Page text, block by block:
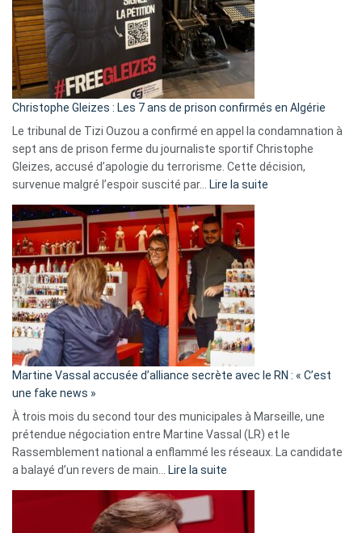
Slovénie
rejettent
la
présence
d’Israël
Christophe Gleizes : Les 7 ans de prison confirmés en Algérie
Le tribunal de Tizi Ouzou a confirmé en appel la condamnation à
sept ans de prison ferme du journaliste sportif Christophe
Gleizes, accusé d’apologie du terrorisme. Cette décision,
survenue malgré l’espoir suscité par… Lire la suite
Algérie
Martine Vassal accusée d’alliance secrète avec le RN : « C’est
une fake news »
À trois mois du second tour des municipales à Marseille, une
prétendue négociation entre Martine Vassal (LR) et le
Rassemblement national a enflammé les réseaux. La candidate
a balayé d’un revers de main… Lire la suite
Martine
Vassal